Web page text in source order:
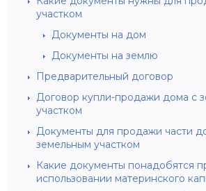
участком
Документы на дом
Документы на землю
Предварительный договор
Договор купли-продажи дома с
участком
Документы для продажи части
земельным участком
Какие документы понадобятся
использовании материнского